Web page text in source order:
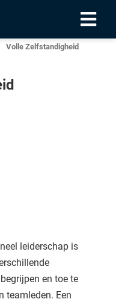
Volle Zelfstandigheid
leiderschap is
en toe te
teamleden. Een